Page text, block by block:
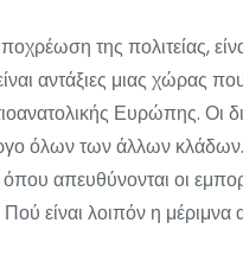
της πολιτείας,
αντάξιες μιας χώρας που
Ευρώπης. Οι
όλων των άλλων
απευθύνονται οι
είναι λοιπόν η